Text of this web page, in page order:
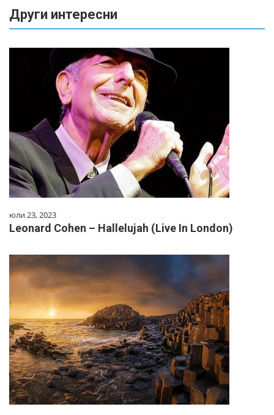
Други интересни
юли 23, 2023
Leonard Cohen – Hallelujah (Live In London)